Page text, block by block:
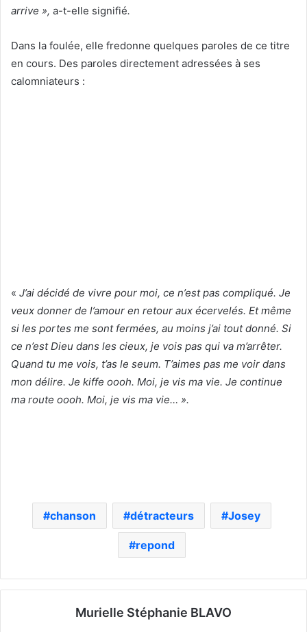
arrive », a-t-elle signifié.
Dans la foulée, elle fredonne quelques paroles de ce titre
en cours. Des paroles directement adressées à ses
calomniateurs :
« J’ai décidé de vivre pour moi, ce n’est pas compliqué. Je
veux donner de l’amour en retour aux écervelés. Et même
si les portes me sont fermées, au moins j’ai tout donné. Si
ce n’est Dieu dans les cieux, je vois pas qui va m’arrêter.
Quand tu me vois, t’as le seum. T’aimes pas me voir dans
mon délire. Je kiffe oooh. Moi, je vis ma vie. Je continue
ma route oooh. Moi, je vis ma vie… ».
chanson détracteurs Josey
repond
Murielle Stéphanie BLAVO